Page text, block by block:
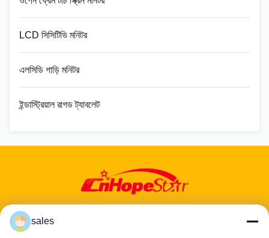
LCD সিসিটিভি মনিটর
এলসিডি গাড়ি মনিটর
ইন্ডাস্ট্রিয়াল রাগড ট্যাবলেট
sales